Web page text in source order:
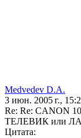
Medvedev D.A.
3 июн. 2005 г.,
Re: Re: CANON
ТЕЛЕВИК или
Цитата: